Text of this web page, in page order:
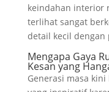
keindahan interior
terlihat sangat
detail kecil dengan
Mengapa Gaya
Kesan yang
Generasi masa